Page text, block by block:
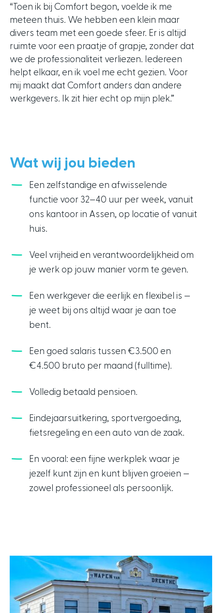
“Toen ik bij Comfort begon, voelde ik me
meteen thuis. We hebben een klein maar
divers team met een goede sfeer. Er is altijd
ruimte voor een praatje of grapje, zonder dat
we de professionaliteit verliezen. Iedereen
helpt elkaar, en ik voel me echt gezien. Voor
mij maakt dat Comfort anders dan andere
werkgevers. Ik zit hier echt op mijn plek.”
Wat wij jou bieden
Een zelfstandige en afwisselende
functie voor 32–40 uur per week, vanuit
ons kantoor in Assen, op locatie of vanuit
huis.
Veel vrijheid en verantwoordelijkheid om
je werk op jouw manier vorm te geven.
Een werkgever die eerlijk en flexibel is —
je weet bij ons altijd waar je aan toe
bent.
Een goed salaris tussen €3.500 en
€4.500 bruto per maand (fulltime).
Volledig betaald pensioen.
Eindejaarsuitkering, sportvergoeding,
fietsregeling en een auto van de zaak.
En vooral: een fijne werkplek waar je
jezelf kunt zijn en kunt blijven groeien —
zowel professioneel als persoonlijk.